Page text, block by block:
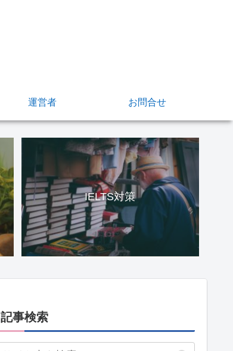
運営者 お問合せ
IELTS対策
記事検索